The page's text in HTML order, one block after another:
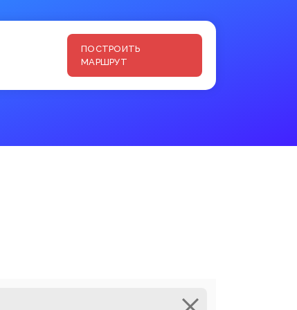
ПОСТРОИТЬ
МАРШРУТ